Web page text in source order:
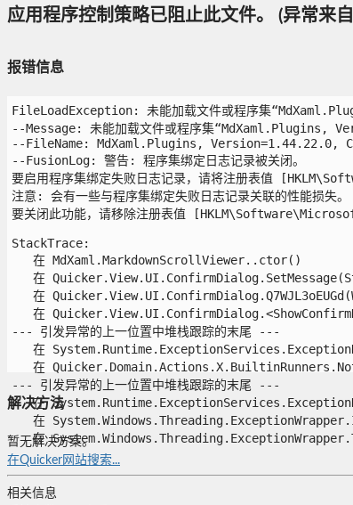
应用程序控制策略已阻止此文件。 (异常来
报错信息
FileLoadException: 未能加载文件或程序集
--Message: 未能加载文件或程序集“MdXaml.Plugins,
--FileName: MdXaml.Plugins, Version=1.44.22.0,
--FusionLog: 警告: 程序集绑定日志记录被关闭。
要启用程序集绑定失败日志记录，请将注册表值
注意: 会有一些与程序集绑定失败日志记录关联的性能损失。
要关闭此功能，请移除注册表值
StackTrace:
   在 MdXaml.MarkdownScrollViewer..ctor()
在
在
在
--- 引发异常的上一位置中堆栈跟踪的末尾 ---
在
在
--- 引发异常的上一位置中堆栈跟踪的末尾 ---
在
在
在
解决方法
暂无解决方案。
在Quicker网站搜索...
相关信息